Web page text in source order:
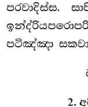
පරවාදිස්ස.
පටිඤ්ඤා
2.